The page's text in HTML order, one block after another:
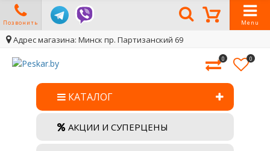
Позвонить Menu
Адрес магазина: Минск пр. Партизанский 69
0 0
КАТАЛОГ
АКЦИИ И СУПЕРЦЕНЫ